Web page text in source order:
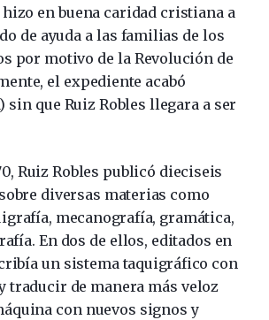
en buena caridad cristiana a
de ayuda a las familias de los
por motivo de la Revolución de
el expediente acabó
sin que Ruiz Robles llegara a ser
Ruiz Robles publicó dieciseis
diversas materias como
mecanografía, gramática,
En dos de ellos, editados en
un sistema taquigráfico con
traducir de manera más veloz
con nuevos signos y